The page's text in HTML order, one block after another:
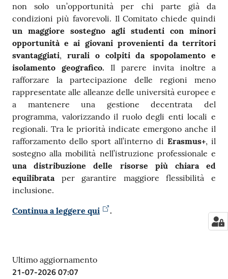
non solo un’opportunità per chi parte già da
condizioni più favorevoli. Il Comitato chiede quindi
un maggiore sostegno agli studenti con minori
opportunità e ai giovani provenienti da territori
svantaggiati, rurali o colpiti da spopolamento e
isolamento geografico. Il parere invita inoltre a
rafforzare la partecipazione delle regioni meno
rappresentate alle alleanze delle università europee e
a mantenere una gestione decentrata del
programma, valorizzando il ruolo degli enti locali e
regionali. Tra le priorità indicate emergono anche il
rafforzamento dello sport all’interno di Erasmus+, il
sostegno alla mobilità nell’istruzione professionale e
una
distribuzione delle risorse più chiara ed
equilibrataper garantire maggiore flessibilità e
inclusione.
Continua a leggere qui
.
Ultimo aggiornamento
21-07-2026 07:07